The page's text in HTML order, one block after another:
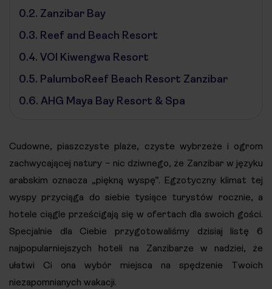
0.2. Zanzibar Bay
0.3. Reef and Beach Resort
0.4. VOI Kiwengwa Resort
0.5. PalumboReef Beach Resort Zanzibar
0.6. AHG Maya Bay Resort & Spa
Cudowne, piaszczyste plaże, czyste wybrzeże i ogrom
zachwycającej natury – nic dziwnego, że Zanzibar w języku
arabskim oznacza „piękną wyspę”. Egzotyczny klimat tej
wyspy przyciąga do siebie tysiące turystów rocznie, a
hotele ciągle prześcigają się w ofertach dla swoich gości.
Specjalnie dla Ciebie przygotowaliśmy dzisiaj listę 6
najpopularniejszych hoteli na Zanzibarze w nadziei, że
ułatwi Ci ona wybór miejsca na spędzenie Twoich
niezapomnianych wakacji.